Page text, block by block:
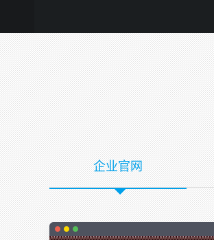
企业官网